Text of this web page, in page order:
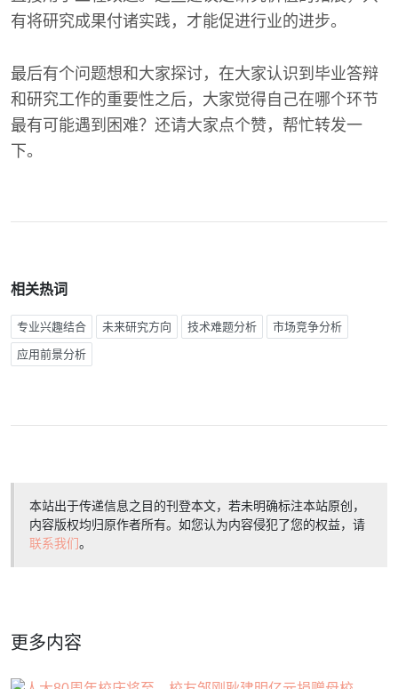
有将研究成果付诸实践，才能促进行业的进步。
最后有个问题想和大家探讨，在大家认识到毕业答辩
和研究工作的重要性之后，大家觉得自己在哪个环节
最有可能遇到困难？还请大家点个赞，帮忙转发一
下。
相关热词
专业兴趣结合 未来研究方向 技术难题分析 市场竞争分析
应用前景分析
本站出于传递信息之目的刊登本文，若未明确标注本站原创，
内容版权均归原作者所有。如您认为内容侵犯了您的权益，请
联系我们。
更多内容